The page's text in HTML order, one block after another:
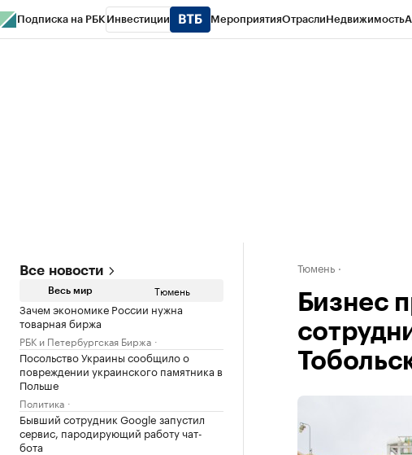
Подписка на РБК Инвестиции МероприятияОтраслиНедвижимость
Все новости
Весь мир Тюмень
Зачем экономике России нужна
товарная биржа
РБК и Петербургская Биржа
Посольство Украины сообщило о
повреждении украинского памятника в
Польше
Политика
Бывший сотрудник Google запустил
сервис, пародирующий работу чат-
бота
Тюмень
Бизнес